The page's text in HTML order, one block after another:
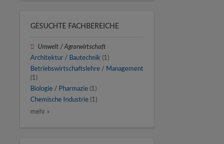
GESUCHTE FACHBEREICHE
Umwelt / Agrarwirtschaft
Architektur / Bautechnik (1)
Betriebswirtschaftslehre / Management
(1)
Biologie / Pharmazie (1)
Chemische Industrie (1)
mehr »